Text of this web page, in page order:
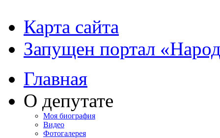
Карта сайта
Запущен портал
Главная
О депутате
Моя биография
Видео
Фотогалерея